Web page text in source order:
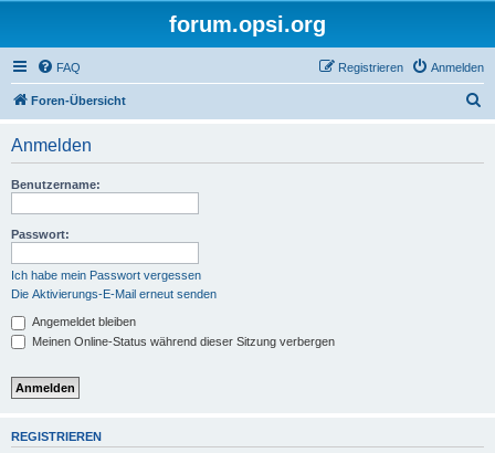
forum.opsi.org
FAQ Anmelden
Registrieren
Foren-Übersicht
Anmelden
Benutzername:
Passwort:
Ich habe mein Passwort vergessen
Die Aktivierungs-E-Mail erneut senden
Angemeldet bleiben
Meinen Online-Status während dieser Sitzung verbergen
REGISTRIEREN